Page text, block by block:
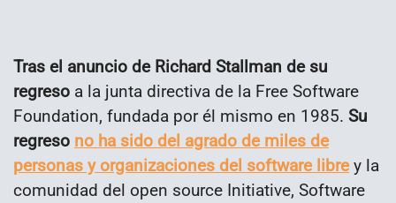
Tras el anuncio de Richard Stallman de su
regreso a la junta directiva de la Free Software
Foundation, fundada por él mismo en 1985. Su
regreso no ha sido del agrado de miles de
personas y organizaciones del software librey la
comunidad del open source Initiative, Software